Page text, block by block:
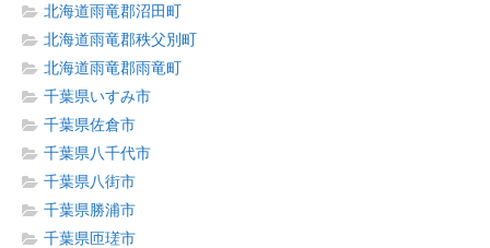
北海道雨竜郡沼田町
北海道雨竜郡秩父別町
北海道雨竜郡雨竜町
千葉県いすみ市
千葉県佐倉市
千葉県八千代市
千葉県八街市
千葉県勝浦市
千葉県匝瑳市